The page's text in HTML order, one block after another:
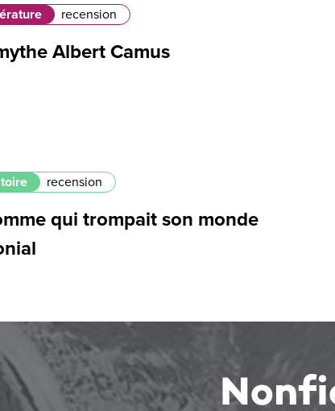
recension
Albert Camus
recension
qui trompait son monde